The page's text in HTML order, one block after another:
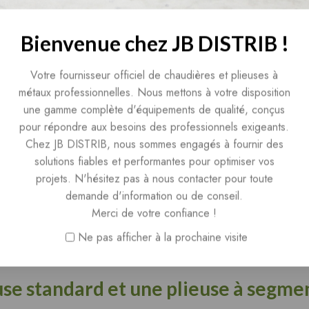
la métallerie, la fabrication d’habillages, la création de
sur les dimensions des éléments à produire, la nature des
à examiner. Une machine compacte convient aux petites
trois mètres répond davantage aux besoins liés aux
des pièces terminées, mais également de la place
dégagée pour permettre des mouvements précis et sûrs.
la longueur de la machine. Le type de métal, son épaisseur,
ne présentent pas les mêmes caractéristiques
pour le matériau réellement utilisé. Une indication générale
standard et une plieuse à
Bienvenue chez JB DISTRIB !
Votre fournisseur officiel de chaudières et plieuses à
métaux professionnelles. Nous mettons à votre disposition
une gamme complète d'équipements de qualité, conçus
pour répondre aux besoins des professionnels exigeants.
Chez JB DISTRIB, nous sommes engagés à fournir des
solutions fiables et performantes pour optimiser vos
projets. N'hésitez pas à nous contacter pour toute
demande d'information ou de conseil.
Merci de votre confiance !
Ne pas afficher à la prochaine visite